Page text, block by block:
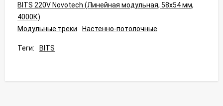
BITS 220V Novotech (Линейная модульная, 58x54 мм,
4000К)
Модульные треки
Настенно-потолочные
Теги: BITS